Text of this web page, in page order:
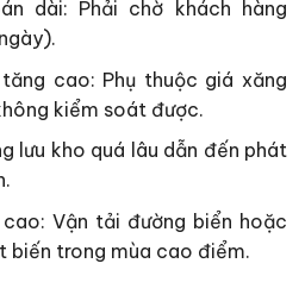
dài: Phải chờ khách hàng
cao: Phụ thuộc giá xăng
kiểm soát được.
lưu kho quá lâu dẫn đến phát
Vận tải đường biển hoặc
biến trong mùa cao điểm.